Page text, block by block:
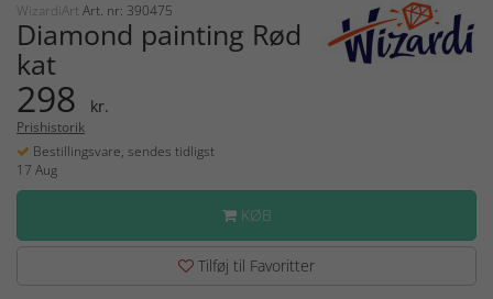
WizardiArt Art. nr: 390475
Diamond painting Rød
kat
298 kr.
Prishistorik
Bestillingsvare, sendes tidligst
17 Aug
KØB
Tilføj til Favoritter